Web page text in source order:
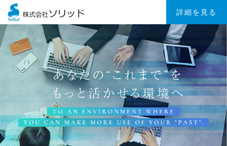
詳細を見る